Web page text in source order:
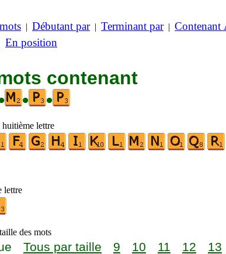
| Débutant par| Terminant par| Contenant
En position
contenant
• •
lettre
lettre
des mots
Tous par taille 9 10 11 12 13